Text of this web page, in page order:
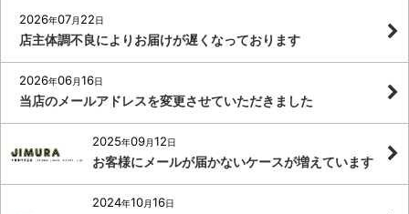
2026年07月 22日
店主体調不良によりお届けが遅くなっております
2026年06月16日
当店のメールアドレスを変更させていただきました
2025年09月12日
お客様にメールが届かないケースが増えています
2024年10月16日